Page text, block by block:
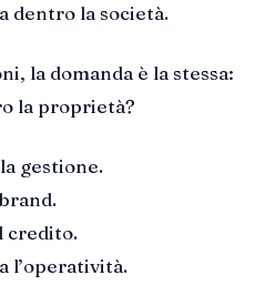
dentro la società.
la domanda è la stessa:
la proprietà?
gestione.
credito.
l’operatività.